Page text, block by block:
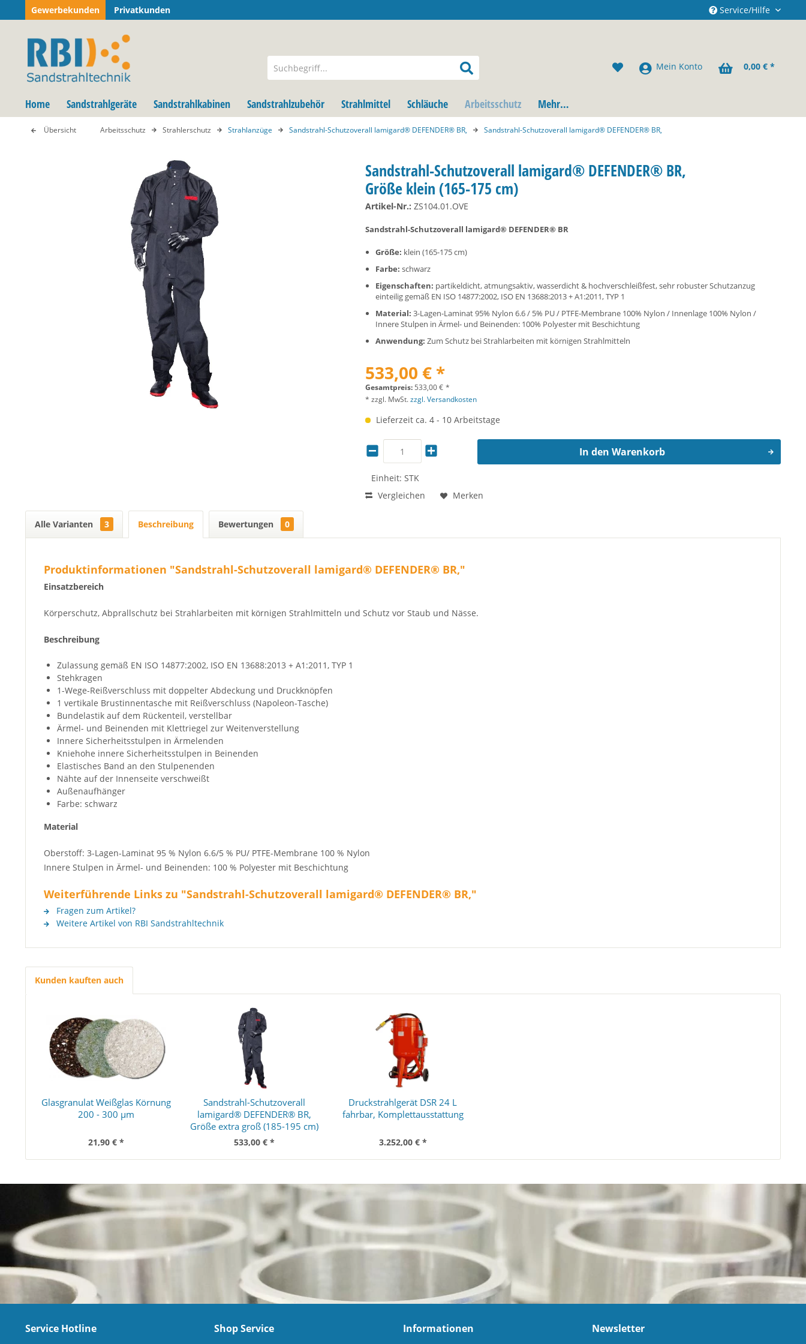
Gewerbekunden Privatkunden Service/Hilfe
Mein Konto 0,00 € *
Home Sandstrahlgeräte Sandstrahlkabinen Sandstrahlzubehör Strahlmittel Schläuche Arbeitsschutz Mehr…
Übersicht Arbeitsschutz Strahlerschutz Strahlanzüge Sandstrahl-Schutzoverall lamigard® DEFENDER® BR, Sandstrahl-Schutzoverall lamigard® DEFENDER® BR,
Sandstrahl-Schutzoverall lamigard® DEFENDER® BR,
Größe klein (165-175 cm)
Artikel-Nr.: ZS104.01.OVE
Sandstrahl-Schutzoverall lamigard® DEFENDER® BR
Größe: klein (165-175 cm)
Farbe: schwarz
Eigenschaften: partikeldicht, atmungsaktiv, wasserdicht & hochverschleißfest, sehr robuster Schutzanzug
einteilig gemäß EN ISO 14877:2002, ISO EN 13688:2013 + A1:2011, TYP 1
Material: 3-Lagen-Laminat 95% Nylon 6.6 / 5% PU / PTFE-Membrane 100% Nylon / Innenlage 100% Nylon /
Innere Stulpen in Ärmel- und Beinenden: 100% Polyester mit Beschichtung
Anwendung: Zum Schutz bei Strahlarbeiten mit körnigen Strahlmitteln
533,00 € *
Gesamtpreis: 533,00€ *
* zzgl. MwSt.zzgl. Versandkosten
Lieferzeit ca. 4 - 10 Arbeitstage
Einheit: STK
In den Warenkorb
Vergleichen Merken
Alle Varianten 3 Beschreibung Bewertungen 0
Produktinformationen "Sandstrahl-Schutzoverall lamigard® DEFENDER® BR,"
Einsatzbereich
Körperschutz, Abprallschutz bei Strahlarbeiten mit körnigen Strahlmitteln und Schutz vor Staub und Nässe.
Beschreibung
Zulassung gemäß EN ISO 14877:2002, ISO EN 13688:2013 + A1:2011, TYP 1
Stehkragen
1-Wege-Reißverschluss mit doppelter Abdeckung und Druckknöpfen
1 vertikale Brustinnentasche mit Reißverschluss (Napoleon-Tasche)
Bundelastik auf dem Rückenteil, verstellbar
Ärmel- und Beinenden mit Klettriegel zur Weitenverstellung
Innere Sicherheitsstulpen in Ärmelenden
Kniehohe innere Sicherheitsstulpen in Beinenden
Elastisches Band an den Stulpenenden
Nähte auf der Innenseite verschweißt
Außenaufhänger
Farbe: schwarz
Material
Oberstoff: 3-Lagen-Laminat 95 % Nylon 6.6/5 % PU/ PTFE-Membrane 100 % Nylon
Innere Stulpen in Ärmel- und Beinenden: 100 % Polyester mit Beschichtung
Weiterführende Links zu "Sandstrahl-Schutzoverall lamigard® DEFENDER® BR,"
Fragen zum Artikel?
Weitere Artikel von RBI Sandstrahltechnik
Kunden kauften auch
Glasgranulat Weißglas Körnung
200 - 300 µm
21,90 € *
Sandstrahl-Schutzoverall
lamigard® DEFENDER® BR,
Größe extra groß (185-195 cm)
533,00 € *
Druckstrahlgerät DSR 24 L
fahrbar, Komplettausstattung
3.252,00 € *
Service Hotline Shop Service Informationen Newsletter